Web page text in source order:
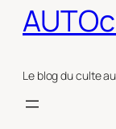
Le blog du culte